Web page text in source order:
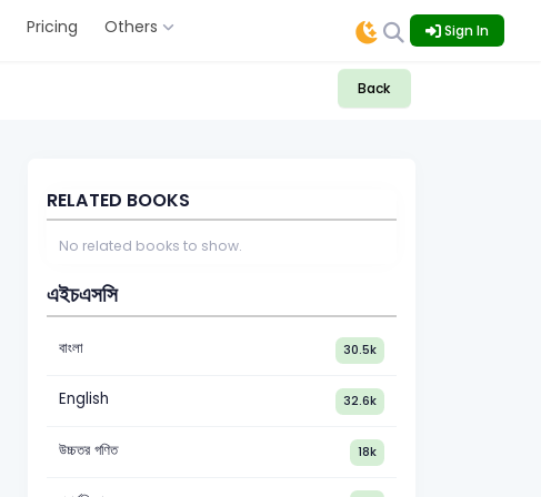
Pricing Others Sign In
Back
RELATED BOOKS
No related books to show.
এইচএসসি
বাংলা 30.5k
English 32.6k
উচ্চতর গণিত 18k